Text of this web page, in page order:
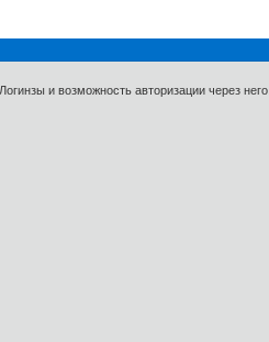
и возможность авторизации через него.